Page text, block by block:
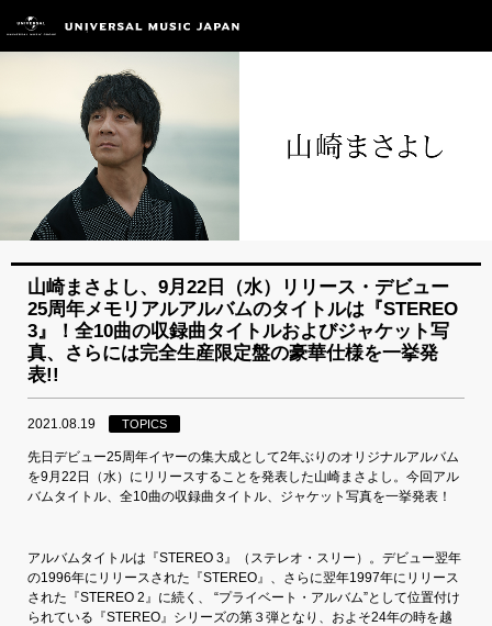
山崎まさよし、9月22日（水）リリース・デビュー
25周年メモリアルアルバムのタイトルは『STEREO
3』！全10曲の収録曲タイトルおよびジャケット写
真、さらには完全生産限定盤の豪華仕様を一挙発
表!!
2021.08.19 TOPICS
先日デビュー25周年イヤーの集大成として2年ぶりのオリジナルアルバム
を9月22日（水）にリリースすることを発表した山崎まさよし。今回アル
バムタイトル、全10曲の収録曲タイトル、ジャケット写真を一挙発表！
アルバムタイトルは『STEREO 3』（ステレオ・スリー）。デビュー翌年
の1996年にリリースされた『STEREO』、さらに翌年1997年にリリース
された『STEREO 2』に続く、 “プライベート・アルバム”として位置付け
られている『STEREO』シリーズの第３弾となり、およそ24年の時を越